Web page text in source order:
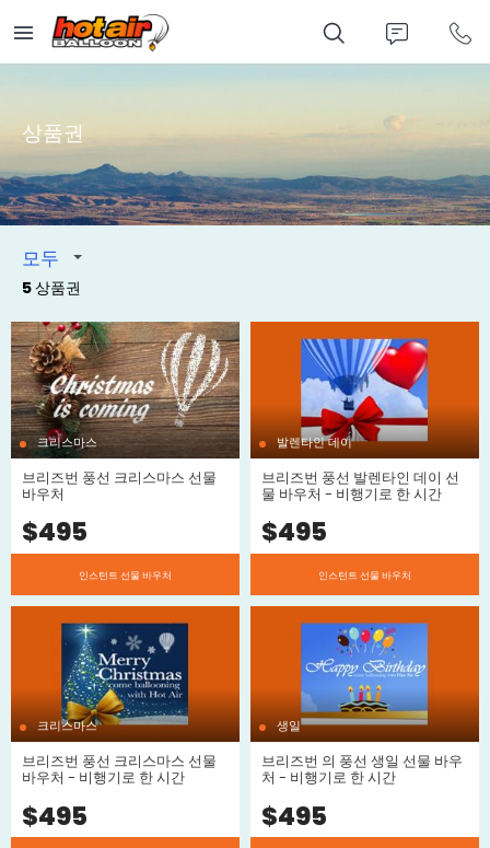
main
content
상품권
5 상품권
모두
크리스마스
브리즈번 풍선 크리스마스 선물
바우처
$495
인스턴트 선물 바우처
발렌타인 데이
브리즈번 풍선 발렌타인 데이 선
물 바우처 - 비행기로 한 시간
$495
인스턴트 선물 바우처
크리스마스
브리즈번 풍선 크리스마스 선물
바우처 - 비행기로 한 시간
$495
생일
브리즈번 의 풍선 생일 선물 바우
처 - 비행기로 한 시간
$495